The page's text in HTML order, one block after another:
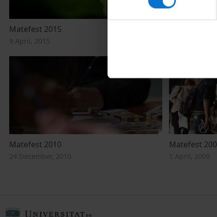
Matefest 2015
9 April, 2015
Matefest 2010
24 December, 2010
Matefest
1 April, 2009